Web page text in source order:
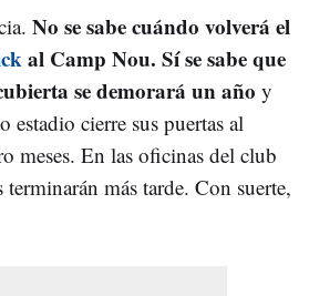
No se sabe cuándo volverá el
al Camp Nou. Sí se sabe que
se demorará un año y
estadio cierre sus puertas al
meses. En las oficinas del club
terminarán más tarde. Con suerte,